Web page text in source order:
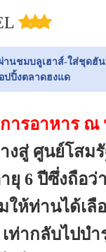
นชมบลูเฮาส์-ใส่ชุดฮัน
ปปิ้งตลาดฮงแด
ารอาหาร ณ
งสู่ ศูนย์โสม
ยุ 6 ปีซึ่งถือ
ให้ท่านได้เ
เท่ากลับไป